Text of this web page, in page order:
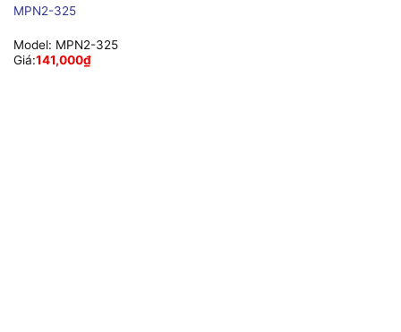
MPN2-325
Model: MPN2-325
Giá:141,000₫